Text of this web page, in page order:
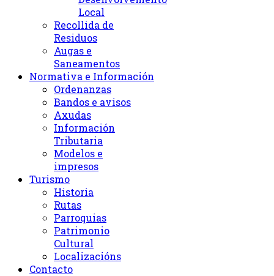
Local
Recollida de
Residuos
Augas e
Saneamentos
Normativa e Información
Ordenanzas
Bandos e avisos
Axudas
Información
Tributaria
Modelos e
impresos
Turismo
Historia
Rutas
Parroquias
Patrimonio
Cultural
Localizacións
Contacto